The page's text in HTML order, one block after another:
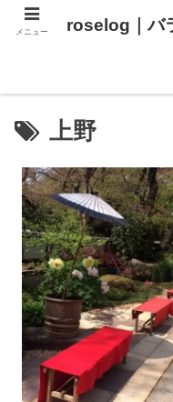
上野
メニュー roselog｜バ